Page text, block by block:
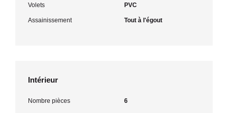
Volets PVC
Assainissement Tout à l'égout
Intérieur
Nombre pièces 6